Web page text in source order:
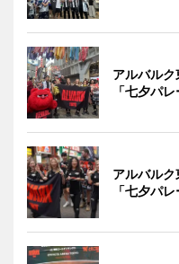
アルバル
「七夕パレ
アルバル
「七夕パレ